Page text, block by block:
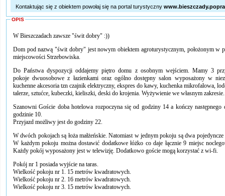
Kontaktując się z obiektem powołaj się na portal turystyczny
OPIS
W Bieszczadach zawsze "świt dobry" :))
Dom pod nazwą "świt dobry" jest nowym obiektem agroturystycznym, położonym w
miejscowości Strzebowiska.
Do Państwa dyspozycji oddajemy piętro domu z osobnym wejściem. Mamy 3
pokoje dwuosobowe z łazienkami oraz ogólno dostępny salon wyposażony w
kuchenne akcesoria tzn czajnik elektryczny, ekspres do kawy, kuchenka mikrofalowa,
talerze, sztućce, kubeczki, kieliszki, deski do krojenia. Wyżywienie we własnym zakresie.
Szanowni Goście doba hotelowa rozpoczyna się od godziny 14 a kończy następnego
godzinie 10.
Przyjazd możliwy jest do godziny 22.
W dwóch pokojach są łoża małżeńskie. Natomiast w jednym pokoju są dwa pojedyncze
W każdym pokoju można dostawić dodatkowe łóżko co daje łącznie 9 miejsc
Każdy pokój wyposażony jest w telewizję. Dodatkowo goście mogą korzystać z wi-fi.
Pokój nr 1 posiada wyjście na taras.
Wielkość pokoju nr 1. 15 metrów kwadratowych.
Wielkość pokoju nr 2. 16 metrów kwadratowych.
Wielkość pokoju nr 3. 15 metrów kwadratowych.